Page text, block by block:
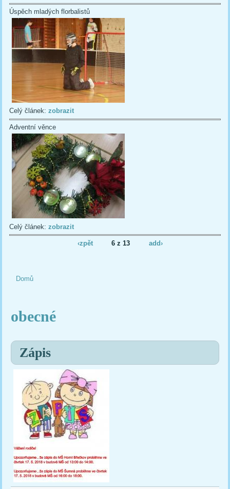
Úspěch mladých florbalistů
Celý článek:zobrazit
Adventní věnce
Celý článek:zobrazit
‹zpět 6 z 13 add›
Domů
obecné
Zápis